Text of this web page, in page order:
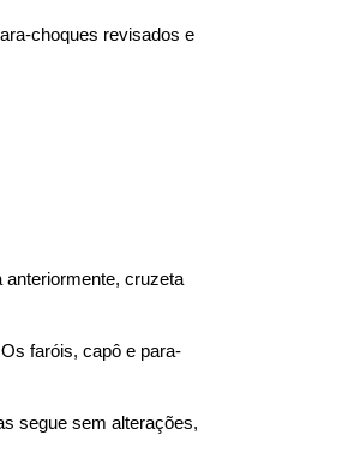
choques revisados e
anteriormente, cruzeta
faróis, capô e para-
segue sem alterações,